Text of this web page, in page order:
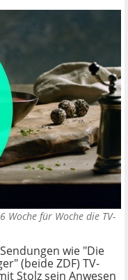
Woche für Woche die TV-
wie "Die
(beide ZDF) TV-
Stolz sein Anwesen